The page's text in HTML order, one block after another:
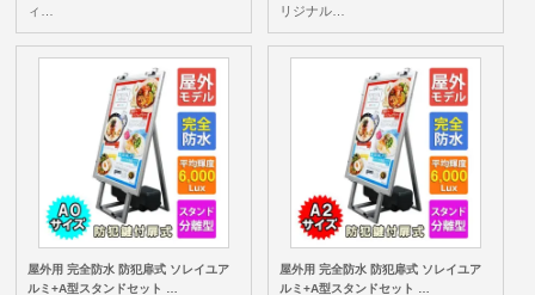
ィ…
リジナル…
屋外用 完全防水 防犯扉式 ソレイユア
ルミ+A型スタンドセット …
屋外用 完全防水 防犯扉式 ソレイユア
ルミ+A型スタンドセット …